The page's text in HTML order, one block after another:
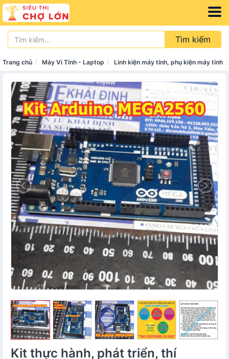
Tìm kiếm
Trang chủ Máy Vi Tính - Laptop Linh kiện máy tính, phụ kiện máy tính
Kit thực hành, phát triển, thí